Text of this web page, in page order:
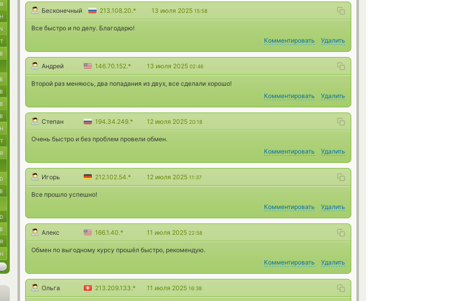
Бесконечный 213.108.20.* 13 июля 2025 15:58
Все быстро и по делу. Благодарю!
Комментировать
Удалить
Андрей 146.70.152.* 13 июля 2025 02:46
Второй раз меняюсь, два попадания из двух, все сделали хорошо!
Комментировать
Удалить
Степан 194.34.249.* 12 июля 2025 20:18
Очень быстро и без проблем провели обмен.
Комментировать
Удалить
Игорь 212.102.54.* 12 июля 2025 11:37
Все прошло успешно!
Комментировать
Удалить
Алекс 166.1.40.* 11 июля 2025 22:58
Обмен по выгодному курсу прошёл быстро, рекомендую.
Комментировать
Удалить
Ольга 213.209.133.* 11 июля 2025 16:38